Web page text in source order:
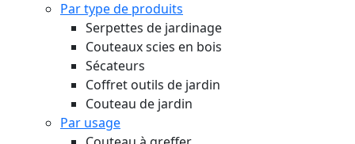
Par type de produits
Serpettes de jardinage
Couteaux scies en bois
Sécateurs
Coffret outils de jardin
Couteau de jardin
Par usage